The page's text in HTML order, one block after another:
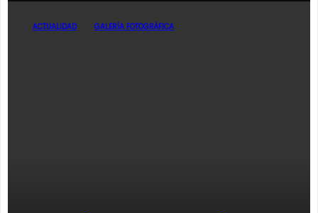
ACTUALIDAD GALERÍA FOTOGRÁFICA